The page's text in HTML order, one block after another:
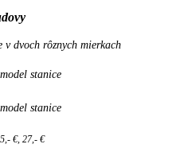
v dvoch rôznych mierkach
€, 27,- €